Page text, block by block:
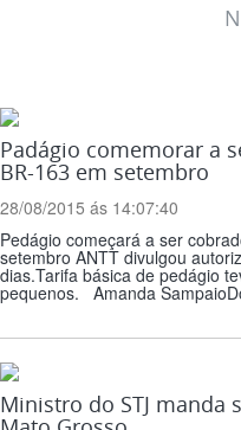
Padágio comemorar a
BR-163 em setembro
28/08/2015 ás 14:07:40
Pedágio começará a ser
setembro ANTT divulgou
dias.Tarifa básica de pedágio
pequenos. Amanda
Ministro do STJ manda